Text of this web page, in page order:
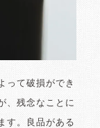
って破損ができ
、残念なことに
す。良品がある